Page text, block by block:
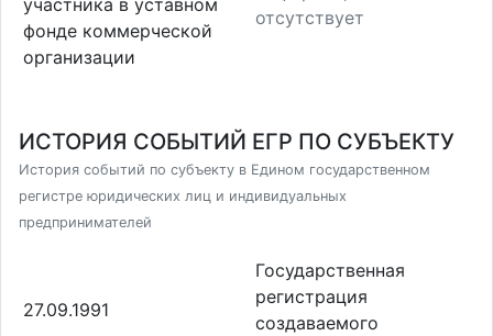
фонде коммерческой
организации
отсутствует
ИСТОРИЯ СОБЫТИЙ ЕГР ПО СУБЪЕКТУ
История событий по субъекту в Едином государственном
регистре юридических лиц и индивидуальных
предпринимателей
27.09.1991
Государственная
регистрация
создаваемого